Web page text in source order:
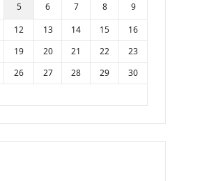
5 6 7 8
9
12 13 14 15
16
19 20 21 22
23
26 27 28 29
30